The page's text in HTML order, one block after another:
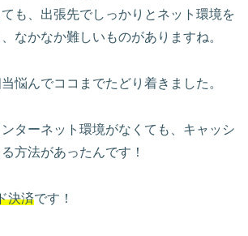
も、出張先でしっかりとネット環境を
なかなか難しいものがありますね。
悩んでココまでたどり着きました。
ターネット環境がなくても、キャッシ
方法があったんです！
決済です！